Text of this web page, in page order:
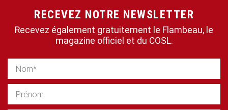
RECEVEZ NOTRE NEWSLETTER
Recevez également gratuitement le Flambeau, le
magazine officiel et du COSL.